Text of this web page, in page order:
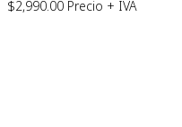
$2,990.00 Precio + IVA